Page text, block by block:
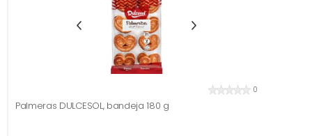
0
Palmeras DULCESOL, bandeja 180 g